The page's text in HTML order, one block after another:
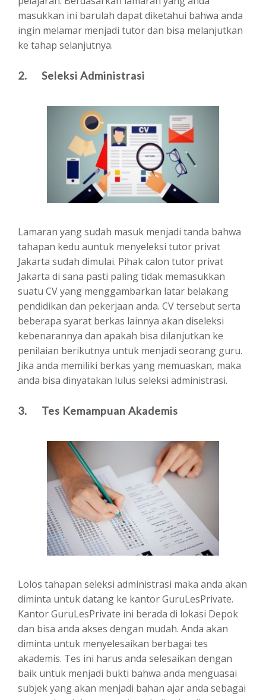
masukkan ini barulah dapat diketahui bahwa anda
ingin melamar menjadi tutor dan bisa melanjutkan
ke tahap selanjutnya.
2. Seleksi Administrasi
Lamaran yang sudah masuk menjadi tanda bahwa
tahapan kedu auntuk menyeleksi tutor privat
Jakarta sudah dimulai. Pihak calon tutor privat
Jakarta di sana pasti paling tidak memasukkan
suatu CV yang menggambarkan latar belakang
pendidikan dan pekerjaan anda. CV tersebut serta
beberapa syarat berkas lainnya akan diseleksi
kebenarannya dan apakah bisa dilanjutkan ke
penilaian berikutnya untuk menjadi seorang guru.
Jika anda memiliki berkas yang memuaskan, maka
anda bisa dinyatakan lulus seleksi administrasi.
3. Tes Kemampuan Akademis
Lolos tahapan seleksi administrasi maka anda akan
diminta untuk datang ke kantor GuruLesPrivate.
Kantor GuruLesPrivate ini berada di lokasi Depok
dan bisa anda akses dengan mudah. Anda akan
diminta untuk menyelesaikan berbagai tes
akademis. Tes ini harus anda selesaikan dengan
baik untuk menjadi bukti bahwa anda menguasai
subjek yang akan menjadi bahan ajar anda sebagai